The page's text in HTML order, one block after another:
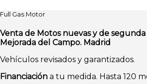
Full Gas Motor
Venta de Motos nuevas y de
Mejorada del Campo. Madrid
Vehículos revisados y garantizados.
Financiación a tu medida. Hasta 120